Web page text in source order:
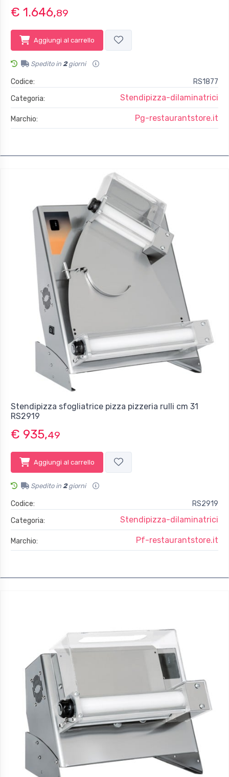
€ 1.646,89
Aggiungi al carrello
Spedito in 2giorni
Codice:
RS1877
Categoria:
Stendipizza-dilaminatrici
Marchio: Pg-restaurantstore.it
Stendipizza sfogliatrice pizza pizzeria rulli cm 31
RS2919
€ 935,49
Aggiungi al carrello
Spedito in 2giorni
Codice:
RS2919
Categoria:
Stendipizza-dilaminatrici
Marchio: Pf-restaurantstore.it